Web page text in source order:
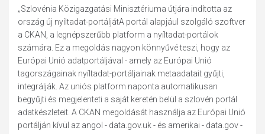
„Szlovénia Közigazgatási Minisztériuma útjára indította az
ország új nyíltadat-portáljátA portál alapjául szolgáló szoftver
a CKAN, a legnépszerűbb platform a nyíltadat-portálok
számára. Ez a megoldás nagyon könnyűvé teszi, hogy az
Európai Unió adatportáljával - amely az Európai Unió
tagországainak nyíltadat-portáljainak metaadatait gyűjti,
integrálják. Az uniós platform naponta automatikusan
begyűjti és megjelenteti a saját keretén belül a szlovén portál
adatkészleteit. A CKAN megoldását használja az Európai Unió
portálján kívül az angol - data.gov.uk - és amerikai - data.gov -